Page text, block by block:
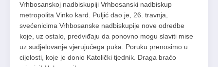
Vrhbosanskoj nadbiskupiji Vrhbosanski nadbiskup
metropolita Vinko kard. Puljić dao je, 26. travnja,
svećenicima Vrhbosanske nadbiskupije nove odredbe
koje, uz ostalo, predviđaju da ponovno mogu slaviti mise
uz sudjelovanje vjerujućega puka. Poruku prenosimo u
cijelosti, koje je donio Katolički tjednik. Draga braćo